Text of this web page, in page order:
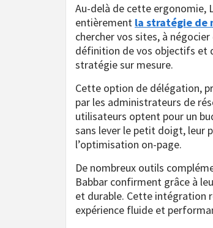
Au-delà de cette ergonomie,
entièrement la stratégie de
chercher vos sites, à
définition de vos objectifs et
stratégie sur mesure.
Cette option de délégation,
par les administrateurs de
utilisateurs optent pour un
sans lever le petit doigt, leur
l’optimisation on-page.
De nombreux outils
Babbar confirment grâce à
et durable. Cette intégration
expérience fluide et